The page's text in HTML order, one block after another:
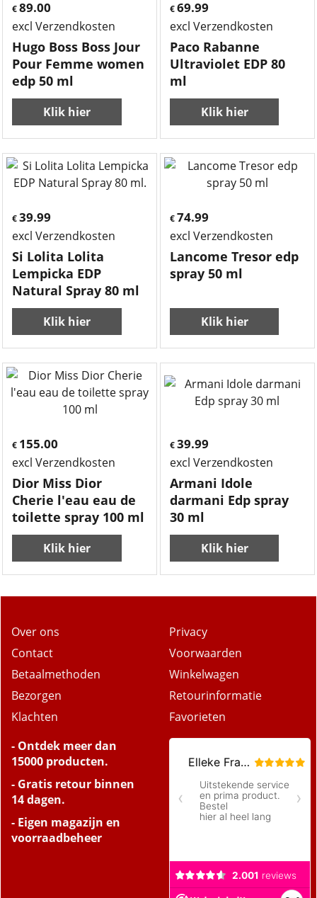
€ 89.00
excl Verzendkosten
Hugo Boss Boss Jour
Pour Femme women
edp 50 ml
Klik hier
€69.99
excl Verzendkosten
Paco Rabanne
Ultraviolet EDP 80
ml
Klik hier
€ 39.99
excl Verzendkosten
Si Lolita Lolita
Lempicka EDP
Natural Spray 80 ml
Klik hier
€74.99
excl Verzendkosten
Lancome Tresor edp
spray 50 ml
Klik hier
€ 155.00
excl Verzendkosten
Dior Miss Dior
Cherie l'eau eau de
toilette spray 100 ml
Klik hier
€39.99
excl Verzendkosten
Armani Idole
darmani Edp spray
30 ml
Klik hier
Over ons
Contact
Betaalmethoden
Bezorgen
Klachten
Privacy
Voorwaarden
Winkelwagen
Retourinformatie
Favorieten
- Ontdek meer dan
15000 producten.
- Gratis retour binnen
14 dagen.
- Eigen magazijn en
voorraadbeheer